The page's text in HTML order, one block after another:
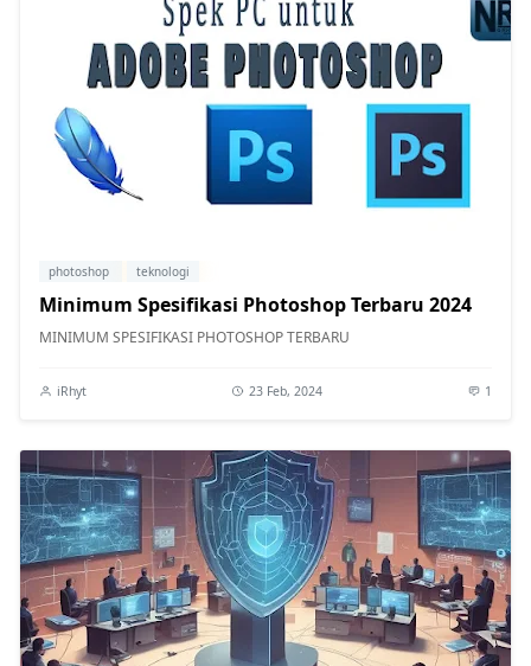
photoshop teknologi
Minimum Spesifikasi Photoshop Terbaru 2024
MINIMUM SPESIFIKASI PHOTOSHOP TERBARU
iRhyt 23 Feb, 2024 1